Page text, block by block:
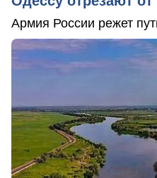
Армия России режет